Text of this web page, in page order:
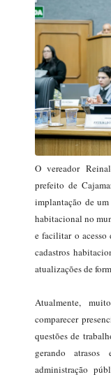
O vereador
prefeito de
implantação de
habitacional no
e facilitar o acesso
cadastros
atualizações de
Atualmente,
comparecer
questões de
gerando
administração